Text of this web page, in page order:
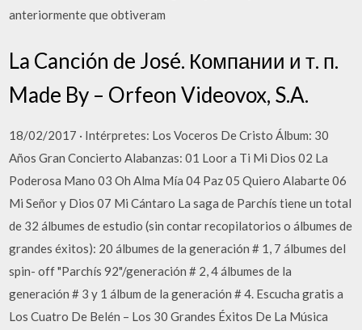
anteriormente que obtiveram
La Canción de José. Компании и т. п.
Made By – Orfeon Videovox, S.A.
18/02/2017 · Intérpretes: Los Voceros De Cristo Álbum: 30
Años Gran Concierto Alabanzas: 01 Loor a Ti Mi Dios 02 La
Poderosa Mano 03 Oh Alma Mía 04 Paz 05 Quiero Alabarte 06
Mi Señor y Dios 07 Mi Cántaro La saga de Parchís tiene un total
de 32 álbumes de estudio (sin contar recopilatorios o álbumes de
grandes éxitos): 20 álbumes de la generación # 1, 7 álbumes del
spin- off "Parchís 92"/generación # 2, 4 álbumes de la
generación # 3 y 1 álbum de la generación # 4. Escucha gratis a
Los Cuatro De Belén – Los 30 Grandes Éxitos De La Música